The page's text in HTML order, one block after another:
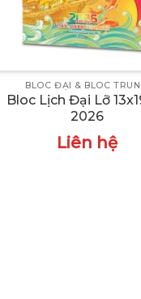
BLOC ĐẠI & BLOC
Bloc Lịch Đại Lỡ
2026
Liên hệ